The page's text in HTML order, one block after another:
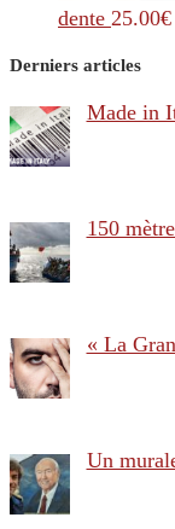
dente 25.00€
Derniers articles
Made in
150
« La
Un